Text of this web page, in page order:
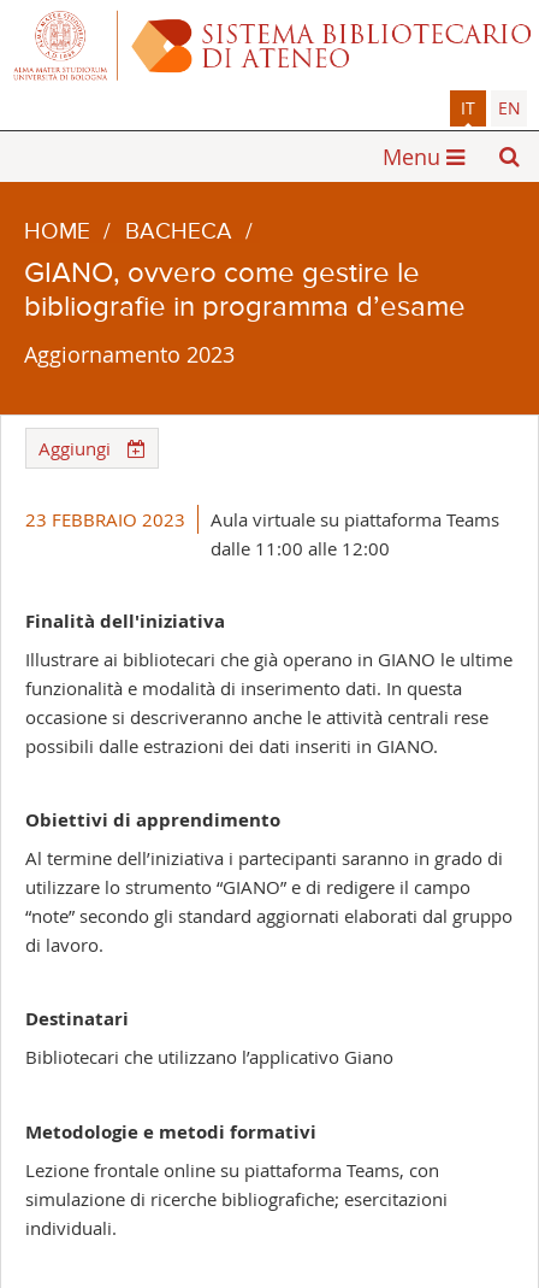
IT EN
Menu
HOME / BACHECA /
GIANO, ovvero come gestire le
bibliografie in programma d’esame
Aggiornamento 2023
Aggiungi
23 FEBBRAIO 2023
Aula virtuale su piattaforma Teams
dalle 11:00 alle 12:00
Finalità dell'iniziativa
Illustrare ai bibliotecari che già operano in GIANO le ultime
funzionalità e modalità di inserimento dati. In questa
occasione si descriveranno anche le attività centrali rese
possibili dalle estrazioni dei dati inseriti in GIANO.
Obiettivi di apprendimento
Al termine dell’iniziativa i partecipanti saranno in grado di
utilizzare lo strumento “GIANO” e di redigere il campo
“note” secondo gli standard aggiornati elaborati dal gruppo
di lavoro.
Destinatari
Bibliotecari che utilizzano l’applicativo Giano
Metodologie e metodi formativi
Lezione frontale online su piattaforma Teams, con
simulazione di ricerche bibliografiche; esercitazioni
individuali.